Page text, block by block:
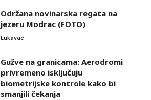
Održana novinarska regata na
jezeru Modrac (FOTO)
Lukavac
Gužve na granicama: Aerodromi
privremeno isključuju
biometrijske kontrole kako bi
smanjili čekanja